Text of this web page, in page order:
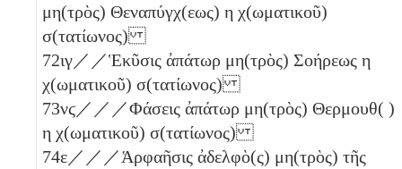
μη(τρὸς) Θεναπύγχ(εως) η χ(ωματικοῦ)
σ(τατίωνος)
72ιγ／／Ἑκῦσις ἀπάτωρ μη(τρὸς) Σοήρεως η
χ(ωματικοῦ) σ(τατίωνος)
73νϛ／／／Φάσεις ἀπάτωρ μη(τρὸς) Θερμουθ( )
η χ(ωματικοῦ) σ(τατίωνος)
74ε／／／Ἁρφαῆσις ἀδελφὸ(ς) μη(τρὸς) τῆς